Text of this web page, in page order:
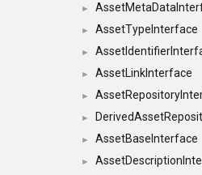
►
► AssetTypeInterface
►
► AssetLinkInterface
►
►
► AssetBaseInterface
►